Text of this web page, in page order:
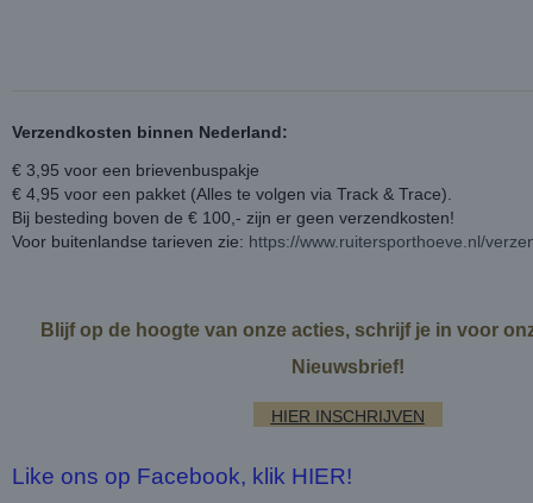
Verzendkosten binnen Nederland:
€ 3,95 voor een brievenbuspakje
€ 4,95 voor een pakket (Alles te volgen via Track & Trace).
Bij besteding boven de € 100,- zijn er geen verzendkosten!
Voor buitenlandse tarieven zie: https://www.ruitersporthoeve.nl/
Blijf op de hoogte van onze acties, schrijf je in voor
Nieuwsbrief!
HIER INSCHRIJVEN
Like ons op Facebook, klik HIER!